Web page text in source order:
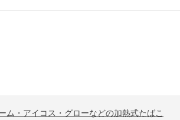
ム・アイコス・グローなどの加熱式たばこ